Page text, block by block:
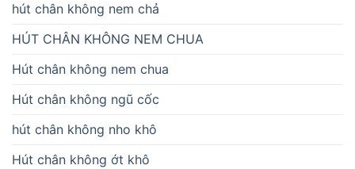
hút chân không nem chả
HÚT CHÂN KHÔNG NEM CHUA
Hút chân không nem chua
Hút chân không ngũ cốc
hút chân không nho khô
Hút chân không ớt khô